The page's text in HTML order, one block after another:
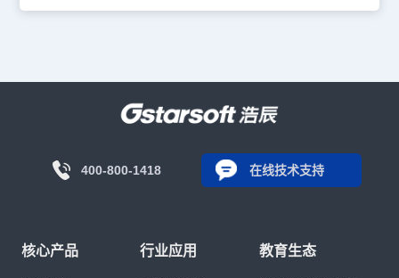
400-800-1418 在线技术支持
核心产品 行业应用 教育生态